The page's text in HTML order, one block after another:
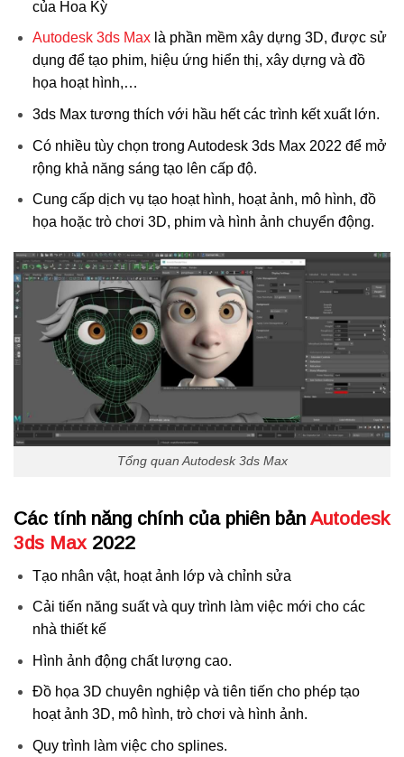
của Hoa Kỳ
Autodesk 3ds Maxlà phần mềm xây dựng 3D, được sử
dụng để tạo phim, hiệu ứng hiển thị, xây dựng và đồ
họa hoạt hình,…
3ds Max tương thích với hầu hết các trình kết xuất lớn.
Có nhiều tùy chọn trong Autodesk 3ds Max 2022 để mở
rộng khả năng sáng tạo lên cấp độ.
Cung cấp dịch vụ tạo hoạt hình, hoạt ảnh, mô hình, đồ
họa hoặc trò chơi 3D, phim và hình ảnh chuyển động.
Tổng quan Autodesk 3ds Max
Các tính năng chính của phiên bản Autodesk
3ds Max 2022
Tạo nhân vật, hoạt ảnh lớp và chỉnh sửa
Cải tiến năng suất và quy trình làm việc mới cho các
nhà thiết kế
Hình ảnh động chất lượng cao.
Đồ họa 3D chuyên nghiệp và tiên tiến cho phép tạo
hoạt ảnh 3D, mô hình, trò chơi và hình ảnh.
Quy trình làm việc cho splines.